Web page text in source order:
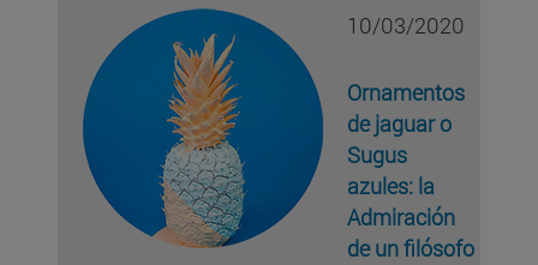
10/03/2020
Ornamentos
de jaguar o
Sugus
azules: la
Admiración
de un filósofo